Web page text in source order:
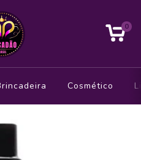
0
Cosmético